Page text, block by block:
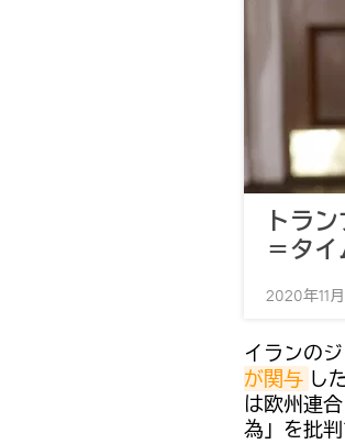
トラ
＝タ
2020年11
イランの
が関与 し
は欧州連
為」を批